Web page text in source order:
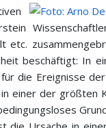
etc.
beschäftigt: In
die Ereignisse
einer der größten